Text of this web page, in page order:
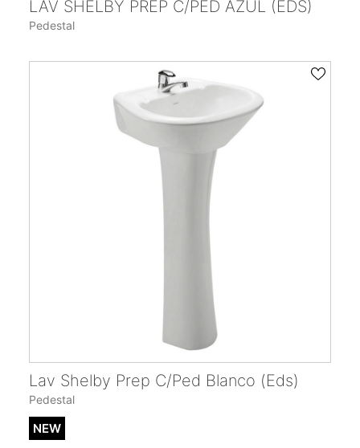
LAV SHELBY PREP C/PED AZUL (EDS)
Pedestal
Lav Shelby Prep C/Ped Blanco (Eds)
Pedestal
NEW